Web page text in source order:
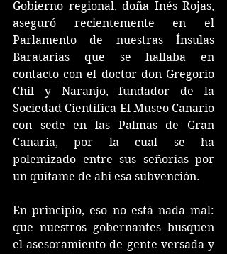
Gobierno regional, doña Inés Rojas,
aseguró recientemente en el
Parlamento de nuestras Ínsulas
Baratarias que se hallaba en
contacto con el doctor don Gregorio
Chil y Naranjo, fundador de la
Sociedad Científica El Museo Canario
con sede en las Palmas de Gran
Canaria, por la cual se ha
polemizado entre sus señorías por
un quítame de ahí esa subvención.
En principio, eso no está nada mal:
que nuestros gobernantes busquen
el asesoramiento de gente versada y